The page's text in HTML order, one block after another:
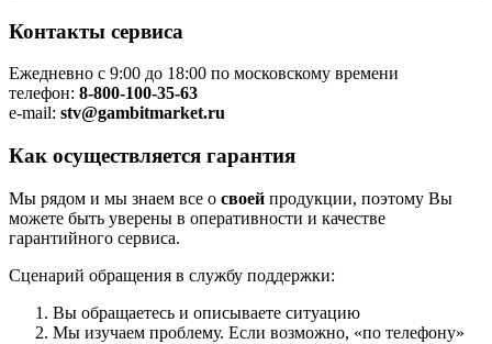
Контакты сервиса
Ежедневно с 9:00 до 18:00 по московскому времени
телефон: 8-800-100-35-63
e-mail: stv@gambitmarket.ru
Как осуществляется гарантия
Мы рядом и мы знаем все о своей продукции, поэтому Вы
можете быть уверены в оперативности и качестве
гарантийного сервиса.
Сценарий обращения в службу поддержки:
Вы обращаетесь и описываете ситуацию
Мы изучаем проблему. Если возможно, «по телефону»